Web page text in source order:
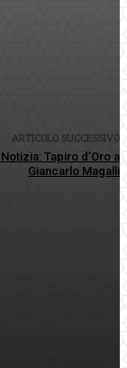
ARTICOLO SUCCESSIVO
Tapiro d’Oro a
Giancarlo Magalli